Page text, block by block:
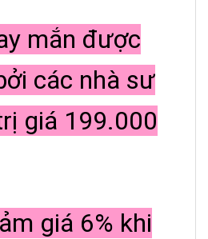
mắn được
các nhà sư
giá 199.000
giá 6% khi